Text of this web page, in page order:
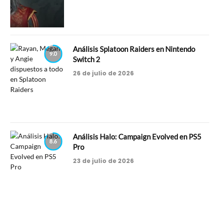
9.0
Análisis Splatoon Raiders en Nintendo
Switch 2
26 de julio de 2026
8.6
Análisis Halo: Campaign Evolved en PS5
Pro
23 de julio de 2026